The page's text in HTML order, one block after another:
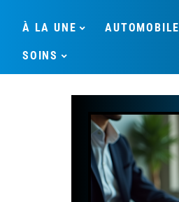
À LA UNE AUTOMOBILE
SOINS